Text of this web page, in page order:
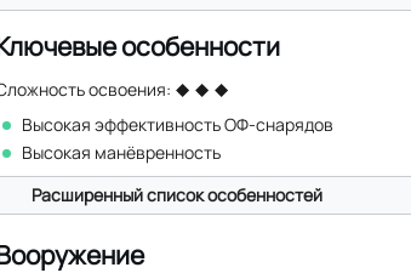
особенности
освоения:
Высокая эффективность ОФ-снарядов
Высокая манёвренность
Расширенный список особенностей